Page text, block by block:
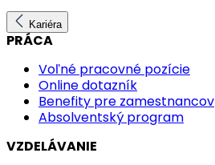
Kariéra
PRÁCA
Voľné pracovné pozície
Online dotazník
Benefity pre zamestnancov
Absolventský program
VZDELÁVANIE